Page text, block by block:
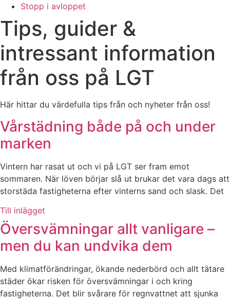
Stopp i avloppet
Tips, guider &
intressant information
från oss på LGT
Här hittar du värdefulla tips från och nyheter från oss!
Vårstädning både på och under
marken
Vintern har rasat ut och vi på LGT ser fram emot
sommaren. När löven börjar slå ut brukar det vara dags att
storstäda fastigheterna efter vinterns sand och slask. Det
Till inlägget
Översvämningar allt vanligare –
men du kan undvika dem
Med klimatförändringar, ökande nederbörd och allt tätare
städer ökar risken för översvämningar i och kring
fastigheterna. Det blir svårare för regnvattnet att sjunka